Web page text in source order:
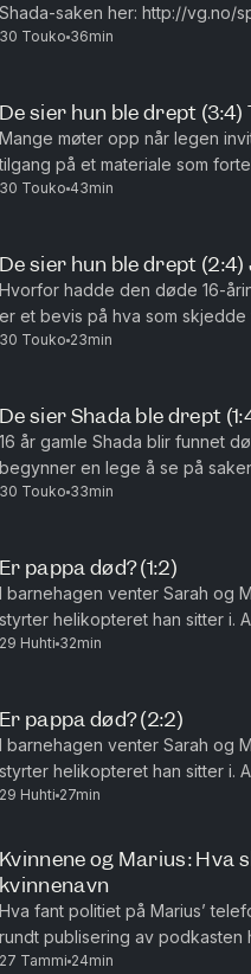
Shada-saken her: http://vg.no/spesial/
snakke med? Mental Helse: Tlf:
30 Touko 36min
De sier hun ble drept (3:4)
Mange møter opp når legen
tilgang på et materiale som forteller en
30 Touko 43min
De sier hun ble drept
Hvorfor hadde den døde 16-
er et bevis på hva som skjedde før hun døde. Les
30 Touko 23min
De sier Shada ble drept
16 år gamle Shada blir funnet
begynner en lege å se på saken. Les mer om Shada-saken
30 Touko 33min
Er pappa død? (1:2)
I barnehagen venter Sarah og
styrter helikopteret han sitter i.
29 Huhti 32min
Er pappa død? (2:2)
I barnehagen venter Sarah og
styrter helikopteret han sitter i.
29 Huhti 27min
Kvinnene og Marius: Hva
kvinnenavn
Hva fant politiet på Marius’ telefon? Les hele VGs redaksjonelle
rundt publisering av podkasten
podkastdokumentar om
27 Tammi 24min